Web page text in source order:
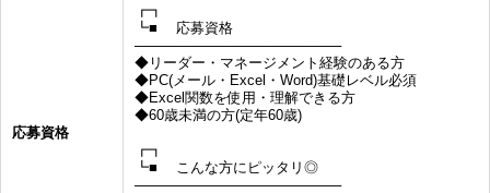
応募資格
┏┓
┗■ 応募資格
─────────────────────
◆リーダー・マネージメント経験のある方
◆PC(メール・Excel・Word)基礎レベル必須
◆Excel関数を使用・理解できる方
◆60歳未満の方(定年60歳)
┏┓
┗■ こんな方にピッタリ◎
─────────────────────